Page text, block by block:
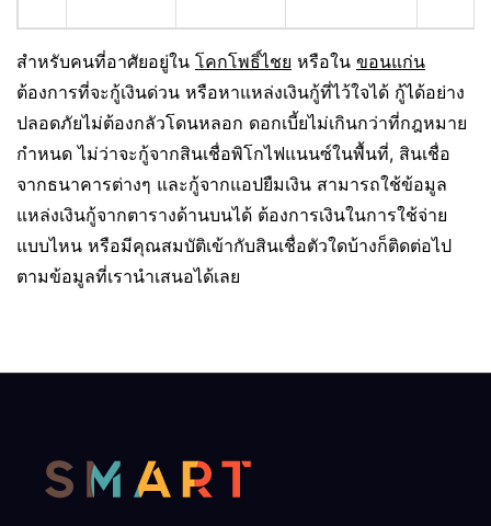
สำหรับคนที่อาศัยอยู่ใน โคกโพธิ์ไชย หรือใน ขอนแก่น
ต้องการที่จะกู้เงินด่วน หรือหาแหล่งเงินกู้ที่ไว้ใจได้ กู้ได้อย่าง
ปลอดภัยไม่ต้องกลัวโดนหลอก ดอกเบี้ยไม่เกินกว่าที่กฎหมาย
กำหนด ไม่ว่าจะกู้จากสินเชื่อพิโกไฟแนนซ์ในพื้นที่, สินเชื่อ
จากธนาคารต่างๆ และกู้จากแอปยืมเงิน สามารถใช้ข้อมูล
แหล่งเงินกู้จากตารางด้านบนได้ ต้องการเงินในการใช้จ่าย
แบบไหน หรือมีคุณสมบัติเข้ากับสินเชื่อตัวใดบ้างก็ติดต่อไป
ตามข้อมูลที่เรานำเสนอได้เลย